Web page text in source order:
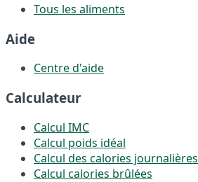
Tous les aliments
Aide
Centre d'aide
Calculateur
Calcul IMC
Calcul poids idéal
Calcul des calories journalières
Calcul calories brûlées